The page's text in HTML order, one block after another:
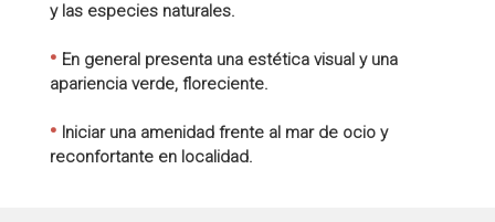
y las especies naturales.
• En general presenta una estética visual y una
apariencia verde, floreciente.
• Iniciar una amenidad frente al mar de ocio y
reconfortante en localidad.